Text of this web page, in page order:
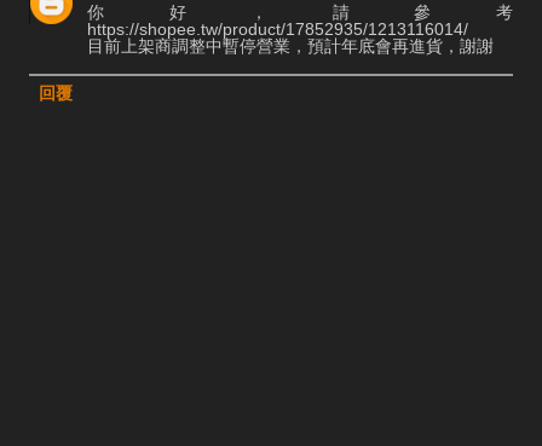
你好，請參考
https://shopee.tw/product/17852935/1213116014/
目前上架商調整中暫停營業，預計年底會再進貨，謝謝
回覆